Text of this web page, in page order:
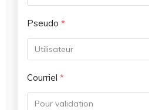
Pseudo *
Courriel *